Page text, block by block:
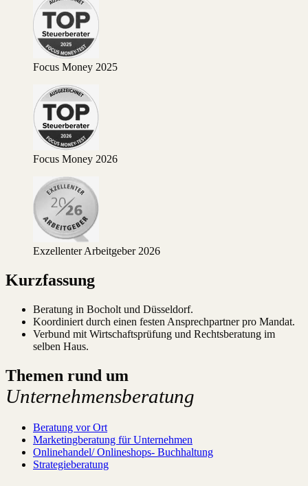
Focus Money 2025
Focus Money 2026
Exzellenter Arbeitgeber 2026
Kurzfassung
Beratung in Bocholt und Düsseldorf.
Koordiniert durch einen festen Ansprechpartner pro Mandat.
Verbund mit Wirtschaftsprüfung und Rechtsberatung im
selben Haus.
Themen rund um
Unternehmensberatung
Beratung vor Ort
Marketingberatung für Unternehmen
Onlinehandel/ Onlineshops- Buchhaltung
Strategieberatung